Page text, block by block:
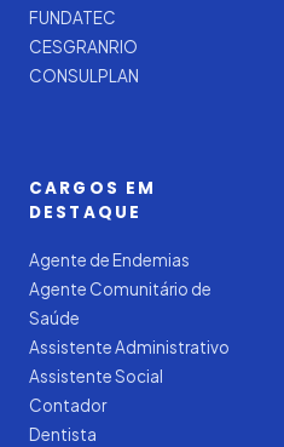
FUNDATEC
CESGRANRIO
CONSULPLAN
CARGOS EM
DESTAQUE
Agente de Endemias
Agente Comunitário de
Saúde
Assistente Administrativo
Assistente Social
Contador
Dentista